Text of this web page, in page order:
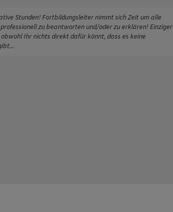
Stunden! Fortbildungsleiter nimmt sich Zeit um alle
zu beantworten und/oder zu erklären! Einziger
Ihr nichts direkt dafür könnt, dass es keine